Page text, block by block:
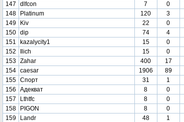
147 dlfcon 7 0
148 Platinum 120 3
149 Kiv 22 0
150 dip 74 4
151 kazalycity1 15 0
152 Ilich 15 0
153 Zahar 400 17
154 caesar 1906 89
155 Спорт 31 1
156 Адекват 8 0
157 Lthtfc 8 0
158 PIGON 8 0
159 Landr 48 1